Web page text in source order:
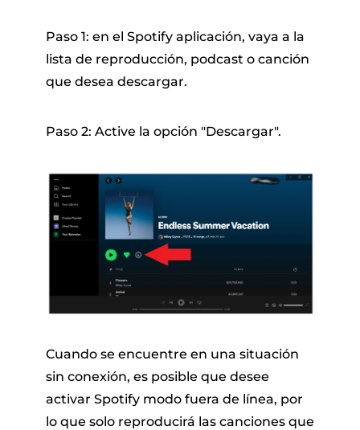
Paso 1: en el Spotify aplicación, vaya a la
lista de reproducción, podcast o canción
que desea descargar.
Paso 2: Active la opción "Descargar".
Cuando se encuentre en una situación
sin conexión, es posible que desee
activar Spotify modo fuera de línea, por
lo que solo reproducirá las canciones que